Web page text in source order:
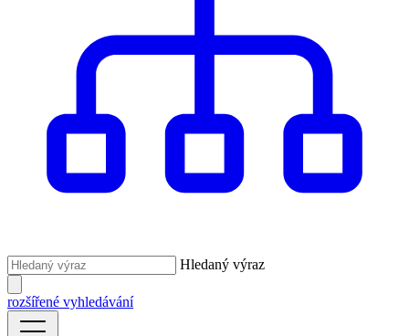
Hledaný výraz
rozšířené vyhledávání